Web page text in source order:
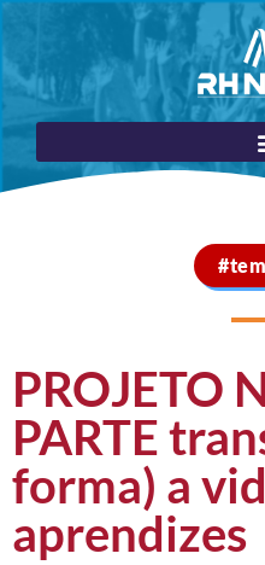
PROJETO
PARTE
forma) a
aprendizes